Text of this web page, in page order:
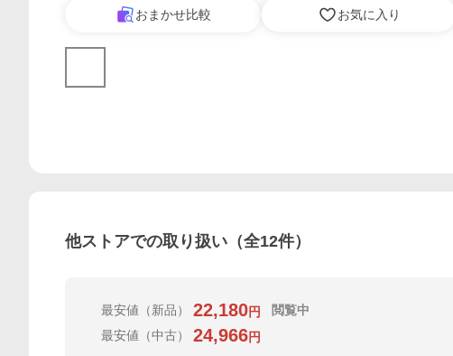
おまかせ比較 お気に入り
他ストアでの取り扱い（全12件）
最安値 （新品） 22,180円
閲覧中
最安値 （中古） 24,966円